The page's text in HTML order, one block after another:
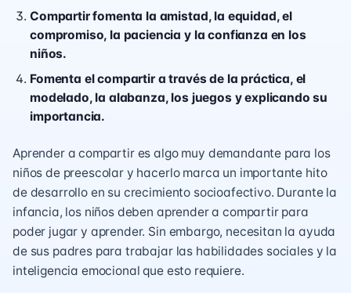
Compartir fomenta la amistad, la equidad, el
compromiso, la paciencia y la confianza en los
niños.
Fomenta el compartir a través de la práctica, el
modelado, la alabanza, los juegos y explicando su
importancia.
Aprender a compartir es algo muy demandante para los
niños de preescolar y hacerlo marca un importante hito
de desarrollo en su crecimiento socioafectivo. Durante la
infancia, los niños deben aprender a compartir para
poder jugar y aprender. Sin embargo, necesitan la ayuda
de sus padres para trabajar las habilidades sociales y la
inteligencia emocional que esto requiere.